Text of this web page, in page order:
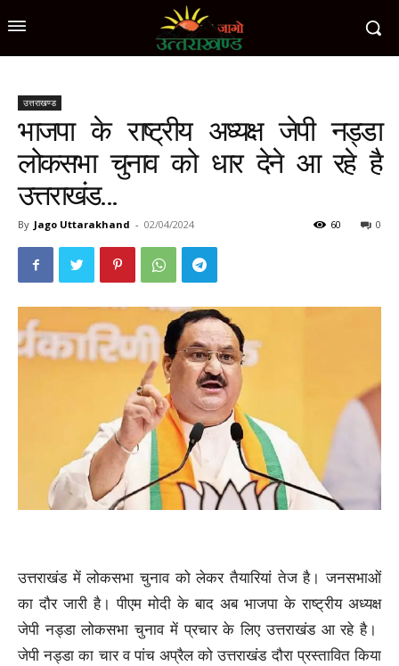
उत्तराखण्ड
भाजपा के राष्ट्रीय अध्यक्ष जेपी नड्डा
लोकसभा चुनाव को धार देने आ रहे है
उत्तराखंड…
By Jago Uttarakhand - 02/04/2024 0
60
उत्तराखंड में लोकसभा चुनाव को लेकर तैयारियां तेज है। जनसभाओं
का दौर जारी है। पीएम मोदी के बाद अब भाजपा के राष्ट्रीय अध्यक्ष
जेपी नड्डा लोकसभा चुनाव में प्रचार के लिए उत्तराखंड आ रहे है।
जेपी नड्डा का चार व पांच अप्रैल को उत्तराखंड दौरा प्रस्तावित किया